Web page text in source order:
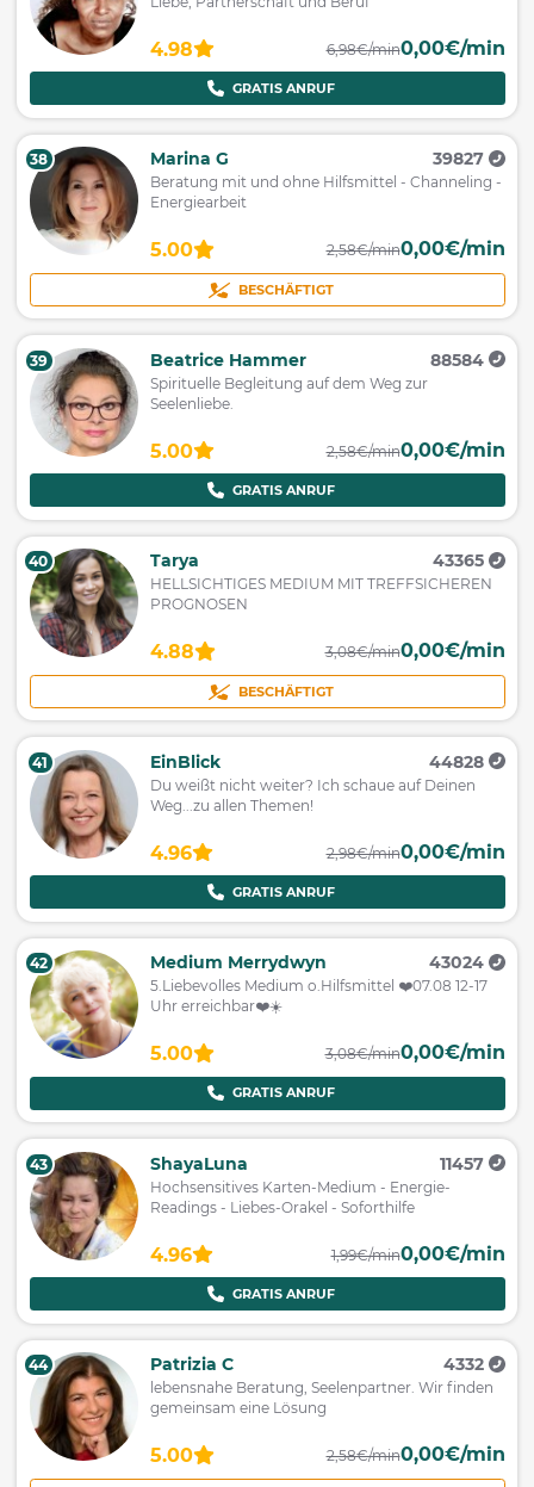
4.98 6,98€/min0,00€/min
GRATIS ANRUF
38 Marina G 39827
Beratung mit und ohne Hilfsmittel - Channeling -
Energiearbeit
5.00 2,58€/min0,00€/min
BESCHÄFTIGT
39 Beatrice Hammer 88584
Spirituelle Begleitung auf dem Weg zur
Seelenliebe.
5.00 2,58€/min0,00€/min
GRATIS ANRUF
40 Tarya 43365
HELLSICHTIGES MEDIUM MIT TREFFSICHEREN
PROGNOSEN
4.88 3,08€/min0,00€/min
BESCHÄFTIGT
41 EinBlick 44828
Du weißt nicht weiter? Ich schaue auf Deinen
Weg...zu allen Themen!
4.96 2,98€/min0,00€/min
GRATIS ANRUF
42 Medium Merrydwyn 43024
5.Liebevolles Medium o.Hilfsmittel ❤️07.08 12-17
Uhr erreichbar❤️☀️
5.00 3,08€/min0,00€/min
GRATIS ANRUF
43 ShayaLuna 11457
Hochsensitives Karten-Medium - Energie-
Readings - Liebes-Orakel - Soforthilfe
4.96 1,99€/min0,00€/min
GRATIS ANRUF
44 Patrizia C 4332
lebensnahe Beratung, Seelenpartner. Wir finden
gemeinsam eine Lösung
5.00 2,58€/min0,00€/min